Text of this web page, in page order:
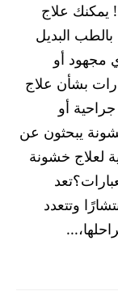
يمكنك علاج
البديل
مجهود أو
بشأن علاج
أو
يبحثون عن
لعلاج خشونة
وتتعدد